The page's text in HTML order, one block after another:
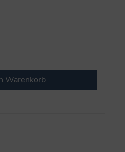
Warenkorb